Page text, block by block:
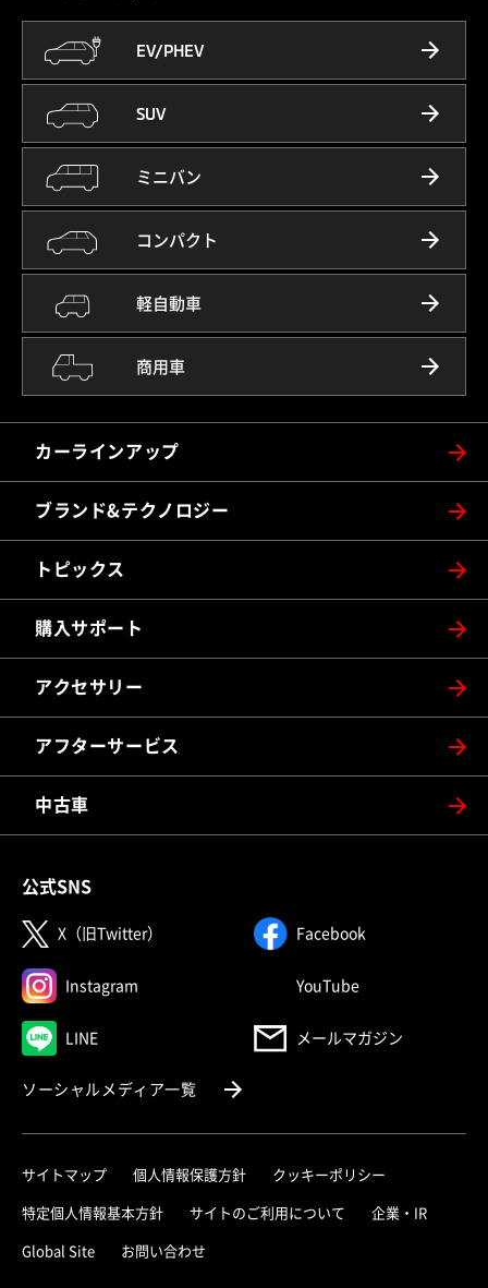
EV/PHEV
SUV
ミニバン
コンパクト
軽自動車
商用車
カーラインアップ
ブランド&テクノロジー
トピックス
購入サポート
アクセサリー
アフターサービス
中古車
公式SNS
X（旧Twitter） （別ウィンドウで開く）Facebook（別ウィンドウ
Instagram （別ウィンドウで開く）YouTube（別ウィンドウで
LINE（別ウィンドウで開く） メールマガジン
ソーシャルメディア一覧（別ウィンドウで開く）
サイトマップ 個人情報保護方針 クッキーポリシー
特定個人情報基本方針 サイトのご利用について 企業・IR（別ウィ
Global Site（別ウィンドウで開く）
お問い合わせ